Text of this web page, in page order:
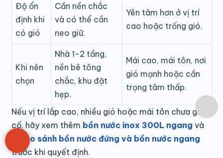
Độ ổn
định khi
có gió
Cần nền chắc
và có thể cần
neo giữ.
Yên tâm hơn ở vị trí
cao hoặc trống gió.
Khi nên
chọn
Nhà 1-2 tầng,
nền bê tông
chắc, khu đặt
hẹp.
Mái cao, mái tôn, nơi
gió mạnh hoặc cần
trọng tâm thấp.
Nếu vị trí lắp cao, nhiều gió hoặc mái tôn chưa gia
cố, hãy xem thêm bồn nước inox 300L ngang và
so sánh bồn nước đứng và bồn nước ngang
trước khi quyết định.